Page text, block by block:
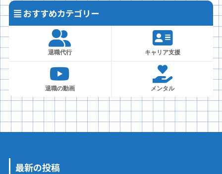
おすすめカテゴリー
退職代行 キャリア支援
退職の動画 メンタル
最新の投稿